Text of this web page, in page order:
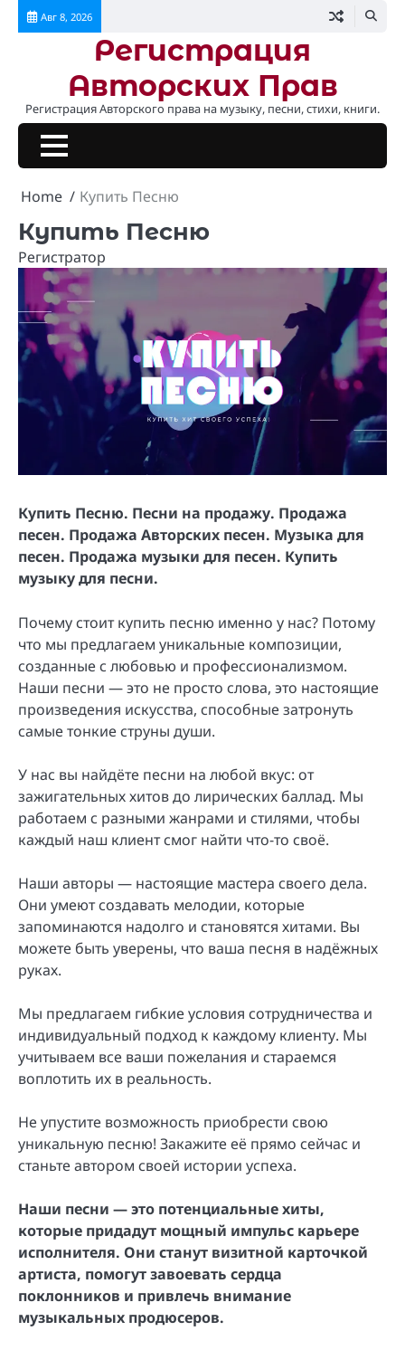
Перейти
содержимому
Авг 8, 2026
Регистрация
Авторских Прав
Регистрация Авторского права на музыку, песни, стихи, книги.
Home Купить Песню
Купить Песню
Регистратор
Купить Песню. Песни на продажу. Продажа
песен. Продажа Авторских песен. Музыка для
песен. Продажа музыки для песен. Купить
музыку для песни.
Почему стоит купить песню именно у нас? Потому
что мы предлагаем уникальные композиции,
созданные с любовью и профессионализмом.
Наши песни — это не просто слова, это настоящие
произведения искусства, способные затронуть
самые тонкие струны души.
У нас вы найдёте песни на любой вкус: от
зажигательных хитов до лирических баллад. Мы
работаем с разными жанрами и стилями, чтобы
каждый наш клиент смог найти что-то своё.
Наши авторы — настоящие мастера своего дела.
Они умеют создавать мелодии, которые
запоминаются надолго и становятся хитами. Вы
можете быть уверены, что ваша песня в надёжных
руках.
Мы предлагаем гибкие условия сотрудничества и
индивидуальный подход к каждому клиенту. Мы
учитываем все ваши пожелания и стараемся
воплотить их в реальность.
Не упустите возможность приобрести свою
уникальную песню! Закажите её прямо сейчас и
станьте автором своей истории успеха.
Наши песни — это потенциальные хиты,
которые придадут мощный импульс карьере
исполнителя. Они станут визитной карточкой
артиста, помогут завоевать сердца
поклонников и привлечь внимание
музыкальных продюсеров.